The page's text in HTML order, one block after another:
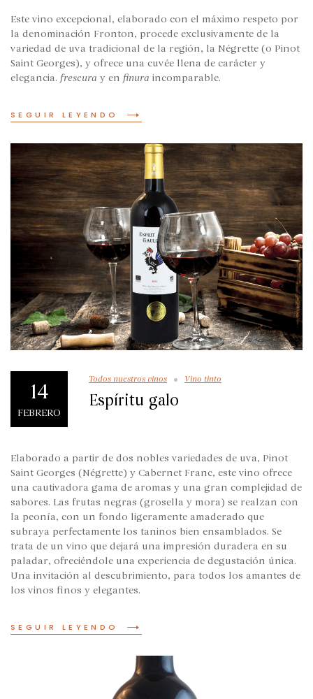
Este vino excepcional, elaborado con el máximo respeto por
la denominación Fronton, procede exclusivamente de la
variedad de uva tradicional de la región, la Négrette (o Pinot
Saint Georges), y ofrece una cuvée llena de carácter y
elegancia. frescura y en finura incomparable.
SEGUIR LEYENDO
14
FEBRERO
Todos nuestros vinos Vino tinto
Espíritu galo
Elaborado a partir de dos nobles variedades de uva, Pinot
Saint Georges (Négrette) y Cabernet Franc, este vino ofrece
una cautivadora gama de aromas y una gran complejidad de
sabores. Las frutas negras (grosella y mora) se realzan con
la peonía, con un fondo ligeramente amaderado que
subraya perfectamente los taninos bien ensamblados. Se
trata de un vino que dejará una impresión duradera en su
paladar, ofreciéndole una experiencia de degustación única.
Una invitación al descubrimiento, para todos los amantes de
los vinos finos y elegantes.
SEGUIR LEYENDO